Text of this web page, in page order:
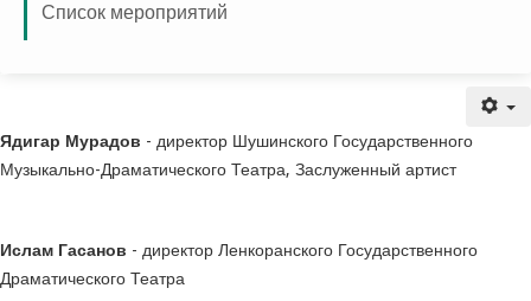
Список мероприятий
Ядигар Мурадов - директор Шушинского Государственного
Музыкально-Драматического Театра, Заслуженный артист
Ислам Гасанов - директор Ленкоранского Государственного
Драматического Театра